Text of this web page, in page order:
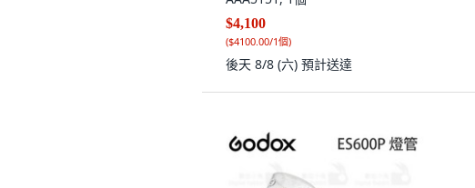
$4,100
($4100.00/1個)
後天 8/8 (六) 預計送達